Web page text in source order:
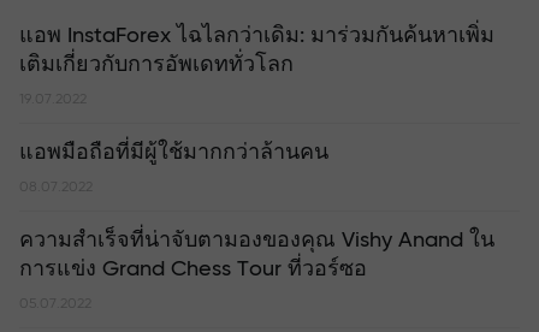
แอพ InstaForex ไฉไลกว่าเดิม: มาร่วมกันค้นหาเพิ่ม
เติมเกี่ยวกับการอัพเดททั่วโลก
19.07.2022
แอพมือถือที่มีผู้ใช้มากกว่าล้านคน
08.07.2022
ความสำเร็จที่น่าจับตามองของคุณ Vishy Anand ใน
การแข่ง Grand Chess Tour ที่วอร์ซอ